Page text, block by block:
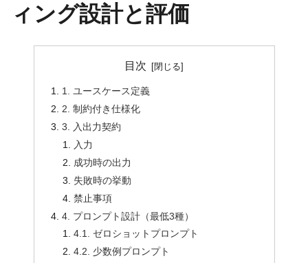
ィング設計と評価
目次
1. ユースケース定義
2. 制約付き仕様化
3. 入出力契約
入力
成功時の出力
失敗時の挙動
禁止事項
4. プロンプト設計（最低3種）
4.1. ゼロショットプロンプト
4.2. 少数例プロンプト